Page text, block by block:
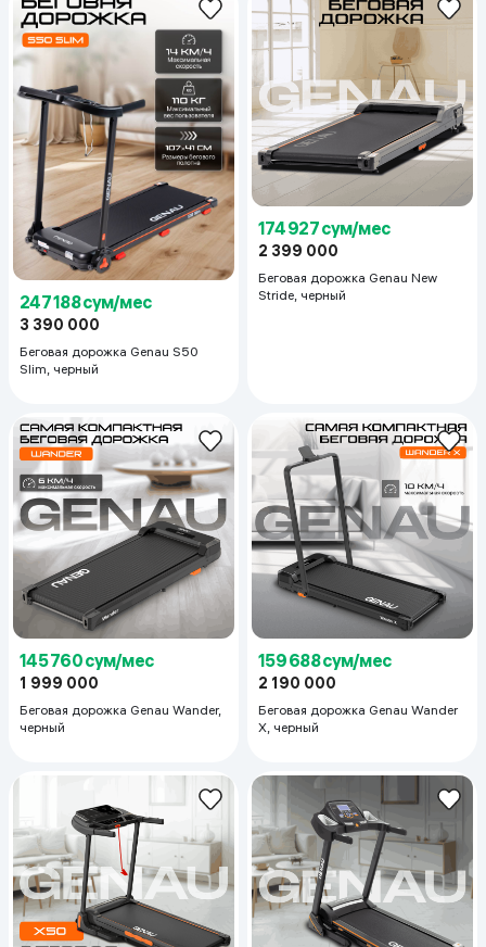
247 188 сум/мес
3 390 000
Беговая дорожка Genau S50
Slim, черный
174 927 сум/мес
2 399 000
Беговая дорожка Genau New
Stride, черный
145 760 сум/мес
1 999 000
Беговая дорожка Genau Wander,
черный
159 688 сум/мес
2 190 000
Беговая дорожка Genau Wander
X, черный